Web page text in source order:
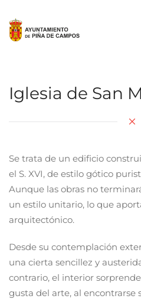
Skip to main content
Iglesia de San
Se trata de un edificio
el S. XVI, de estilo gótico
Aunque las obras no
un estilo unitario, lo que
arquitectónico.
Desde su contemplación
una cierta sencillez y
contrario, el interior
gusta del arte, al encontrarse